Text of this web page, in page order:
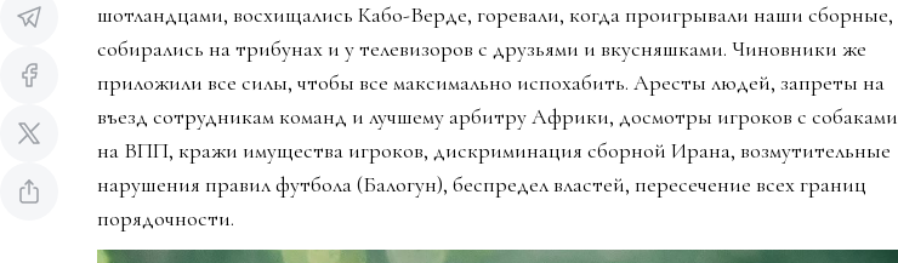
шотландцами, восхищались Кабо-Верде, горевали, когда проигрывали наши сборные,
собирались на трибунах и у телевизоров с друзьями и вкусняшками. Чиновники же
приложили все силы, чтобы все максимально испохабить. Аресты людей, запреты на
въезд сотрудникам команд и лучшему арбитру Африки, досмотры игроков с собаками
на ВПП, кражи имущества игроков, дискриминация сборной Ирана, возмутительные
нарушения правил футбола (Балогун), беспредел властей, пересечение всех границ
порядочности.